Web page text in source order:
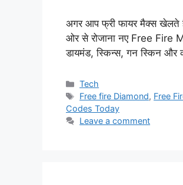
अगर आप फ्री फायर मैक्स खेलते
ओर से रोजाना नए Free Fire
डायमंड, स्किन्स, गन स्किन और
Categories
Tech
Tags
Free fire Diamond, Free
Codes Today
Leave a comment